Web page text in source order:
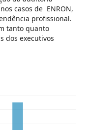
casos de ENRON,
profissional.
tanto quanto
dos executivos